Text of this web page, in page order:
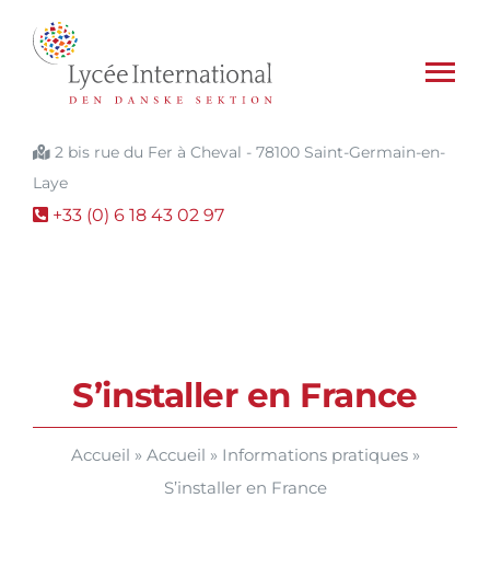
Dansk
Contact
Inscription
Informations pratiques
2 bis rue du Fer à Cheval - 78100 Saint-Germain-en-
Laye
+33 (0) 6 18 43 02 97
S’installer en France
Accueil » Accueil » Informations pratiques»
S’installer en France